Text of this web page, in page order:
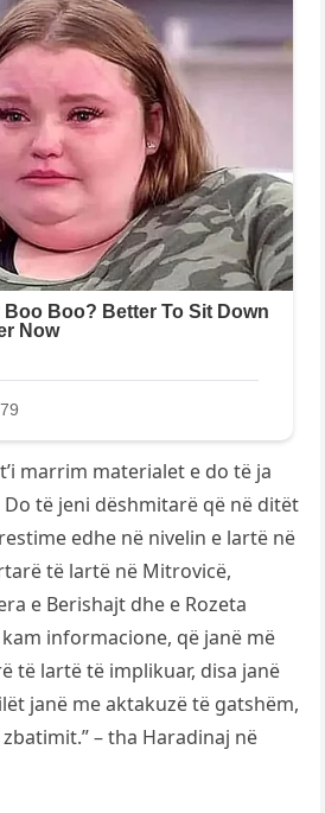
marrim materialet e do të ja
të jeni dëshmitarë që në ditët
edhe në nivelin e lartë në
të lartë në Mitrovicë,
e Berishajt dhe e Rozeta
informacione, që janë më
të lartë të implikuar, disa janë
janë me aktakuzë të gatshëm,
– tha Haradinaj në